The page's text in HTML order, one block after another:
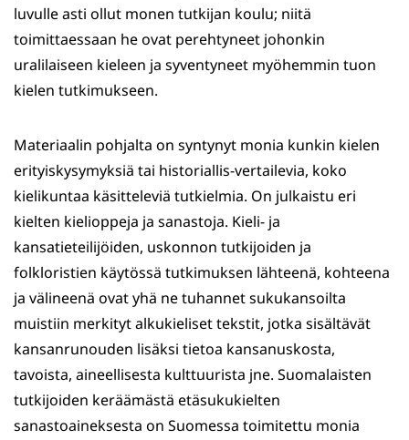
luvulle asti ollut monen tutkijan koulu; niitä
toimittaessaan he ovat perehtyneet johonkin
uralilaiseen kieleen ja syventyneet myöhemmin tuon
kielen tutkimukseen.
Materiaalin pohjalta on syntynyt monia kunkin kielen
erityiskysymyksiä tai historiallis-vertailevia, koko
kielikuntaa käsitteleviä tutkielmia. On julkaistu eri
kielten kielioppeja ja sanastoja. Kieli- ja
kansatieteilijöiden, uskonnon tutkijoiden ja
folkloristien käytössä tutkimuksen lähteenä, kohteena
ja välineenä ovat yhä ne tuhannet sukukansoilta
muistiin merkityt alkukieliset tekstit, jotka sisältävät
kansanrunouden lisäksi tietoa kansanuskosta,
tavoista, aineellisesta kulttuurista jne. Suomalaisten
tutkijoiden keräämästä etäsukukielten
sanastoaineksesta on Suomessa toimitettu monia